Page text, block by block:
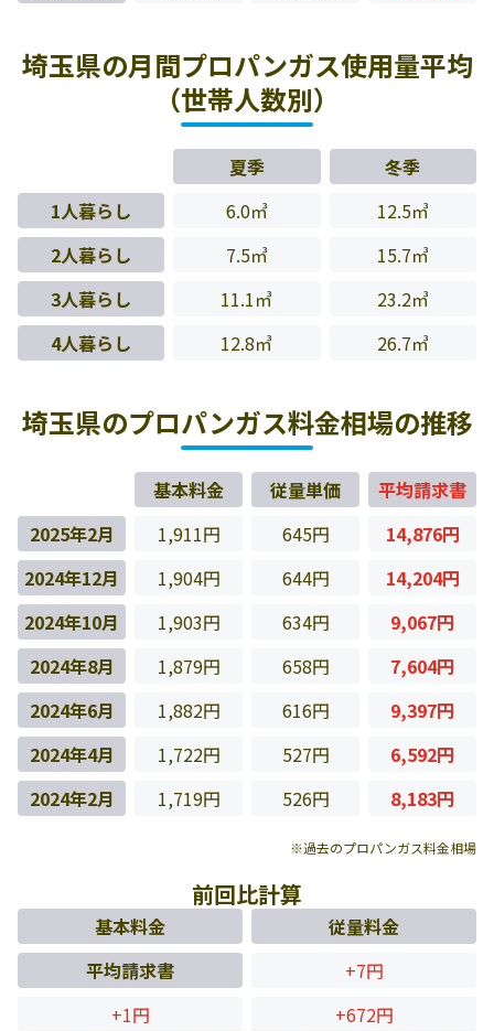
埼玉県の月間プロパンガス使用量平均
（世帯人数別）
夏季
冬季
1人暮らし
6.0㎥
12.5㎥
2人暮らし
7.5㎥
15.7㎥
3人暮らし
11.1㎥
23.2㎥
4人暮らし
12.8㎥ 26.7㎥
埼玉県のプロパンガス料金相場の推移
基本料金 従量単価
平均請求書
2025年2月
1,911円 645円
14,876円
2024年12月
1,904円 644円
14,204円
2024年10月
1,903円 634円
9,067円
2024年8月
1,879円 658円
7,604円
2024年6月
1,882円 616円
9,397円
2024年4月
1,722円 527円
6,592円
2024年2月
1,719円 526円 8,183円
※過去のプロパンガス料金相場
前回比計算
基本料金
従量料金
平均請求書
+7円
+1円
+672円